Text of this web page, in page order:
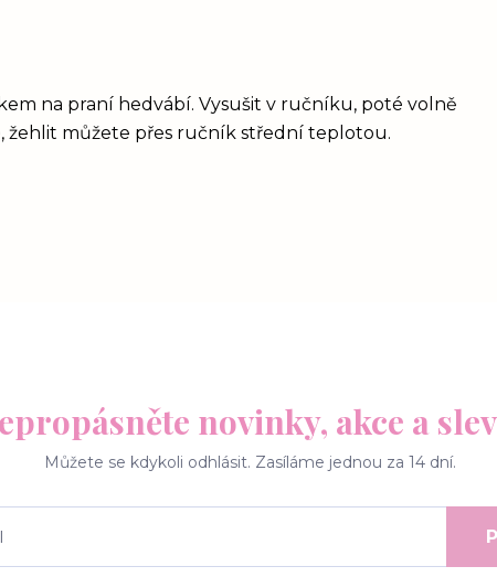
na praní hedvábí. Vysušit v ručníku, poté volně
žehlit můžete přes ručník střední teplotou.
novinky, akce a
Můžete se kdykoli odhlásit. Zasíláme jednou za 14 dní.